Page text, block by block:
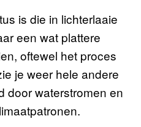
is die in lichterlaaie
een wat plattere
oftewel het proces
je weer hele andere
door waterstromen en